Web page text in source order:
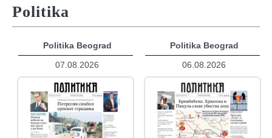
Politika
Politika Beograd
07.08.2026
Politika Beograd
06.08.2026